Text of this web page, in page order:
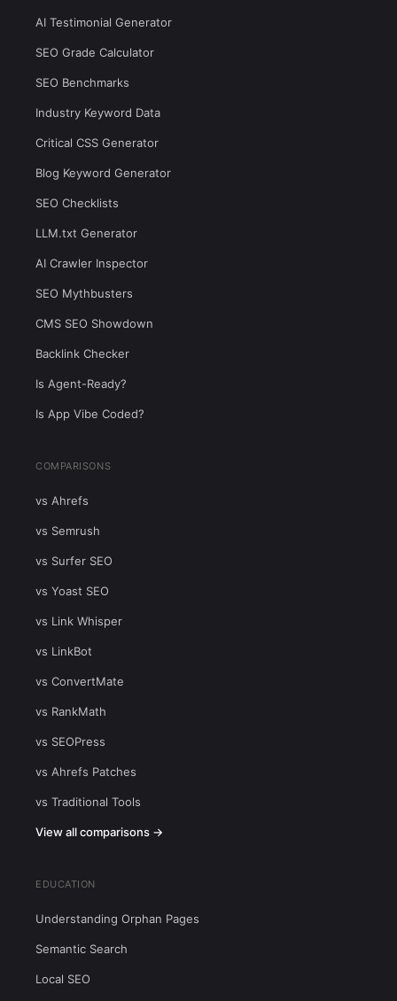
AI Testimonial Generator
SEO Grade Calculator
SEO Benchmarks
Industry Keyword Data
Critical CSS Generator
Blog Keyword Generator
SEO Checklists
LLM.txt Generator
AI Crawler Inspector
SEO Mythbusters
CMS SEO Showdown
Backlink Checker
Is Agent-Ready?
Is App Vibe Coded?
COMPARISONS
vs Ahrefs
vs Semrush
vs Surfer SEO
vs Yoast SEO
vs Link Whisper
vs LinkBot
vs ConvertMate
vs RankMath
vs SEOPress
vs Ahrefs Patches
vs Traditional Tools
View all comparisons →
EDUCATION
Understanding Orphan Pages
Semantic Search
Local SEO